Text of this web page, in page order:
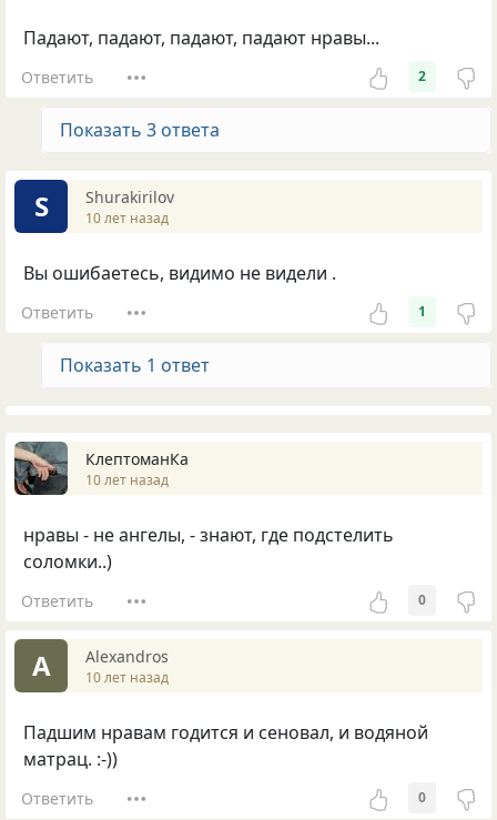
Падают, падают, падают, падают нравы...
Ответить 2
Показать 3 ответа
S Shurakirilov
10 лет назад
Вы ошибаетесь, видимо не видели .
Ответить 1
Показать 1 ответ
КлептоманКа
10 лет назад
нравы - не ангелы, - знают, где подстелить
соломки..)
Ответить 0
A Alexandros
10 лет назад
Падшим нравам годится и сеновал, и водяной
матрац. :-))
Ответить 0